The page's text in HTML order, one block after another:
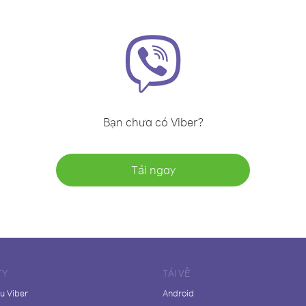
Bạn chưa có Viber?
Tải ngay
Viber
TẢI VỀ
Android